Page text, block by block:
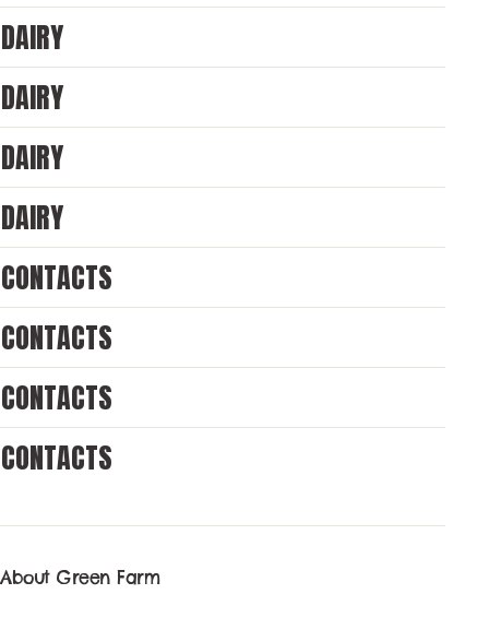
DAIRY
DAIRY
DAIRY
DAIRY
CONTACTS
CONTACTS
CONTACTS
CONTACTS
About Green Farm